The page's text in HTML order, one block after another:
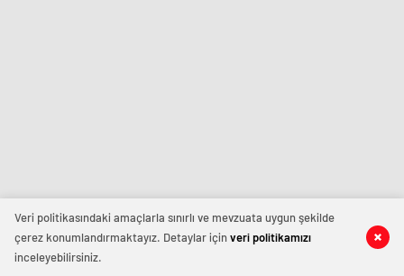
Veri politikasındaki amaçlarla sınırlı ve mevzuata uygun şekilde
çerez konumlandırmaktayız. Detaylar içinveri politikamızı
inceleyebilirsiniz.